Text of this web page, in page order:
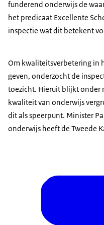
funderend onderwijs de
het predicaat Excellente
inspectie wat dit betekent
Om kwaliteitsverbetering in
geven, onderzocht de
toezicht. Hieruit blijkt onder
kwaliteit van onderwijs
dit als speerpunt. Minister
onderwijs heeft de Tweede